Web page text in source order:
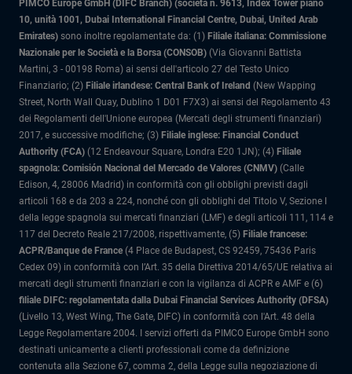
PIMCO Europe GmbH (DIFC Branch) (società n. 9613, Index Tower piano
10, unità 1001, Dubai International Financial Centre, Dubai, United Arab
Emirates) sono inoltre regolamentate da: (1) Filiale italiana: Commissione
Nazionale per le Società e la Borsa (CONSOB) (Via Giovanni Battista
Martini, 3 - 00198 Roma) ai sensi dell'articolo 27 del Testo Unico
Finanziario; (2) Filiale irlandese: Central Bank of Ireland (New Wapping
Street, North Wall Quay, Dublino 1 D01 F7X3) ai sensi del Regolamento 43
dei Regolamenti dell'Unione europea (Mercati degli strumenti finanziari)
2017, e successive modifiche; (3) Filiale inglese: Financial Conduct
Authority (FCA) (12 Endeavour Square, Londra E20 1JN); (4) Filiale
spagnola: Comisión Nacional del Mercado de Valores (CNMV) (Calle
Edison, 4, 28006 Madrid) in conformità con gli obblighi previsti dagli
articoli 168 e da 203 a 224, nonché con gli obblighi del Titolo V, Sezione I
della legge spagnola sui mercati finanziari (LMF) e degli articoli 111, 114 e
117 del Decreto Reale 217/2008, rispettivamente, (5) Filiale francese:
ACPR/Banque de France (4 Place de Budapest, CS 92459, 75436 Paris
Cedex 09) in conformità con l’Art. 35 della Direttiva 2014/65/UE relativa ai
mercati degli strumenti finanziari e con la vigilanza di ACPR e AMF e (6)
filiale DIFC: regolamentata dalla Dubai Financial Services Authority (DFSA)
(Livello 13, West Wing, The Gate, DIFC) in conformità con l'Art. 48 della
Legge Regolamentare 2004. I servizi offerti da PIMCO Europe GmbH sono
destinati unicamente a clienti professionali come da definizione
contenuta alla Sezione 67, comma 2, della Legge sulla negoziazione di